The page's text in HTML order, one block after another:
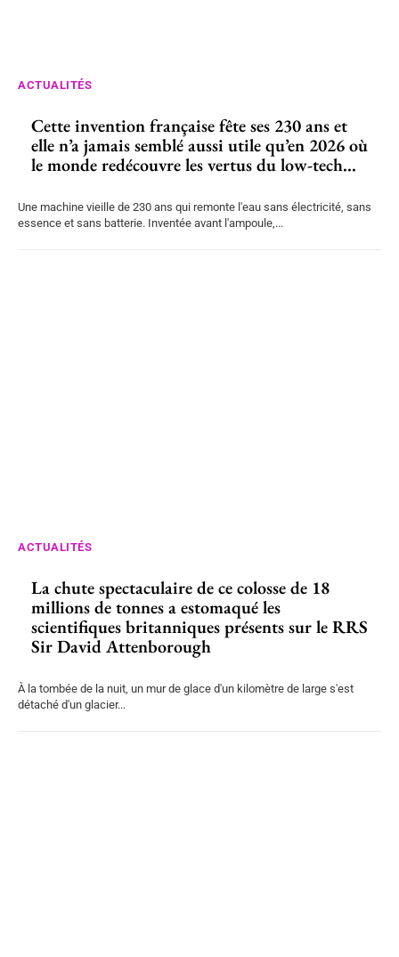
ACTUALITÉS
Cette invention française fête ses 230 ans et
elle n’a jamais semblé aussi utile qu’en 2026 où
le monde redécouvre les vertus du low-tech...
Une machine vieille de 230 ans qui remonte l'eau sans électricité, sans
essence et sans batterie. Inventée avant l'ampoule,...
ACTUALITÉS
La chute spectaculaire de ce colosse de 18
millions de tonnes a estomaqué les
scientifiques britanniques présents sur le RRS
Sir David Attenborough
À la tombée de la nuit, un mur de glace d'un kilomètre de large s'est
détaché d'un glacier...